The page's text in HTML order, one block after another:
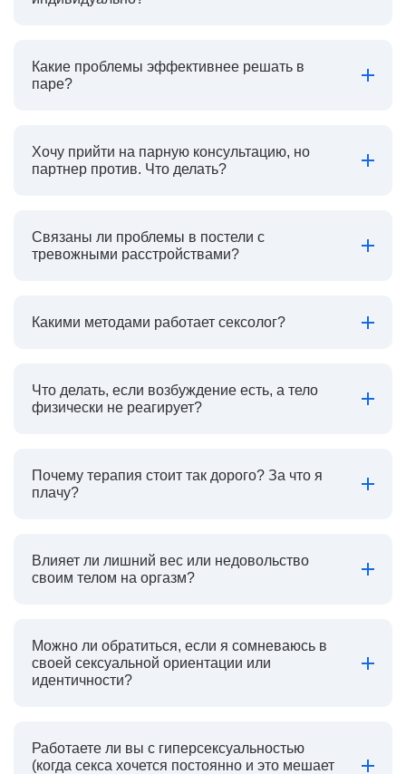
Какие проблемы эффективнее решать в
паре?
Хочу прийти на парную консультацию, но
партнер против. Что делать?
Связаны ли проблемы в постели с
тревожными расстройствами?
Какими методами работает сексолог?
Что делать, если возбуждение есть, а тело
физически не реагирует?
Почему терапия стоит так дорого? За что я
плачу?
Влияет ли лишний вес или недовольство
своим телом на оргазм?
Можно ли обратиться, если я сомневаюсь в
своей сексуальной ориентации или
идентичности?
Работаете ли вы с гиперсексуальностью
(когда секса хочется постоянно и это мешает